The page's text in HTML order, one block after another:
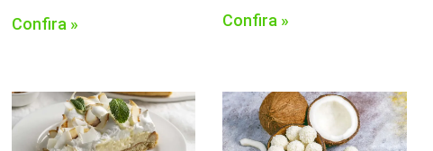
Confira » Confira »